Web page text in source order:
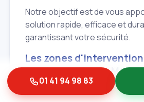
Notre objectif est de vous
solution rapide, efficace et
garantissant votre sécurité.
Les zones
Fils dans le
Bien que notre ancrage soit
01 41 94 98 83